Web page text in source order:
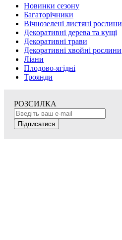
Новинки сезону
Багаторічники
Вічнозелені листяні рослини
Декоративні дерева та кущі
Декоративні трави
Декоративні хвойні рослини
Ліани
Плодово-ягідні
Троянди
РОЗСИЛКА
Підписатися